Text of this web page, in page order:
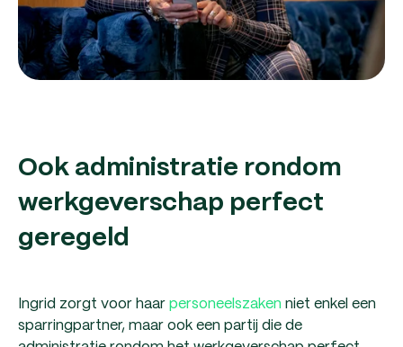
Ook administratie rondom
werkgeverschap perfect
geregeld
Ingrid zorgt voor haarpersoneelszaken niet enkel een
sparringpartner, maar ook een partij die de